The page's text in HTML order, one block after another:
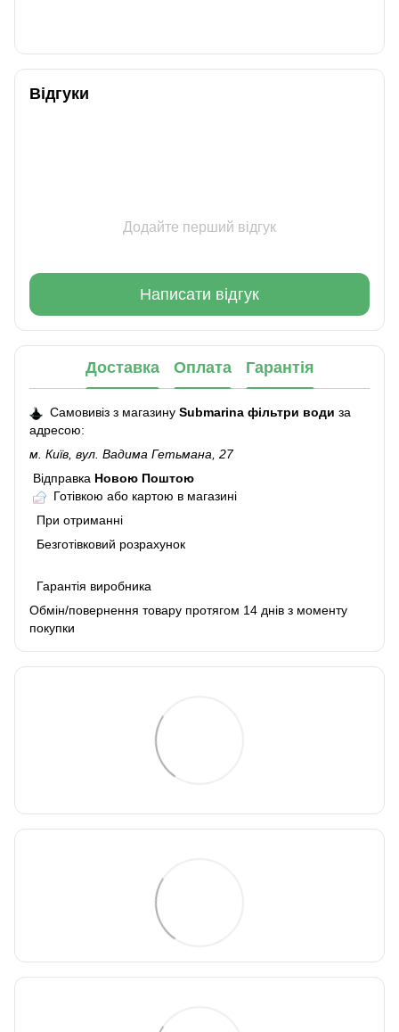
Відгуки
Додайте перший відгук
Написати відгук
Доставка Оплата Гарантія
Самовивіз з магазину Submarina фільтри води за
адресою:
м. Київ, вул. Вадима Гетьмана, 27
Відправка Новою Поштою
Готівкою або картою в магазині
При отриманні
Безготівковий розрахунок
Гарантія виробника
Обмін/повернення товару протягом 14 днів з моменту
покупки